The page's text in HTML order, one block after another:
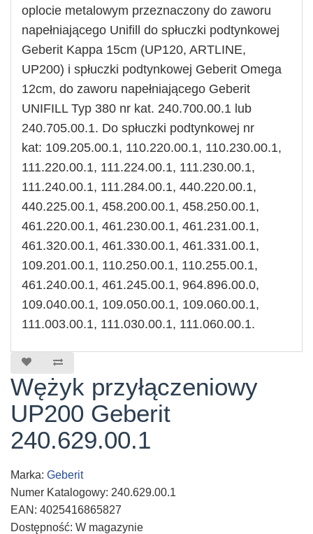
oplocie metalowym przeznaczony do zaworu
napełniającego Unifill do spłuczki podtynkowej
Geberit Kappa 15cm (UP120, ARTLINE,
UP200) i spłuczki podtynkowej Geberit Omega
12cm, do zaworu napełniającego Geberit
UNIFILL Typ 380 nr kat. 240.700.00.1 lub
240.705.00.1. Do spłuczki podtynkowej nr
kat: 109.205.00.1, 110.220.00.1, 110.230.00.1,
111.220.00.1, 111.224.00.1, 111.230.00.1,
111.240.00.1, 111.284.00.1, 440.220.00.1,
440.225.00.1, 458.200.00.1, 458.250.00.1,
461.220.00.1, 461.230.00.1, 461.231.00.1,
461.320.00.1, 461.330.00.1, 461.331.00.1,
109.201.00.1, 110.250.00.1, 110.255.00.1,
461.240.00.1, 461.245.00.1, 964.896.00.0,
109.040.00.1, 109.050.00.1, 109.060.00.1,
111.003.00.1, 111.030.00.1, 111.060.00.1.
Wężyk przyłączeniowy
UP200 Geberit
240.629.00.1
Marka: Geberit
Numer Katalogowy: 240.629.00.1
EAN: 4025416865827
Dostępność: W magazynie